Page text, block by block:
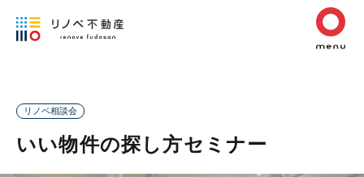
リノベ相談会
いい物件の探し方セミナー